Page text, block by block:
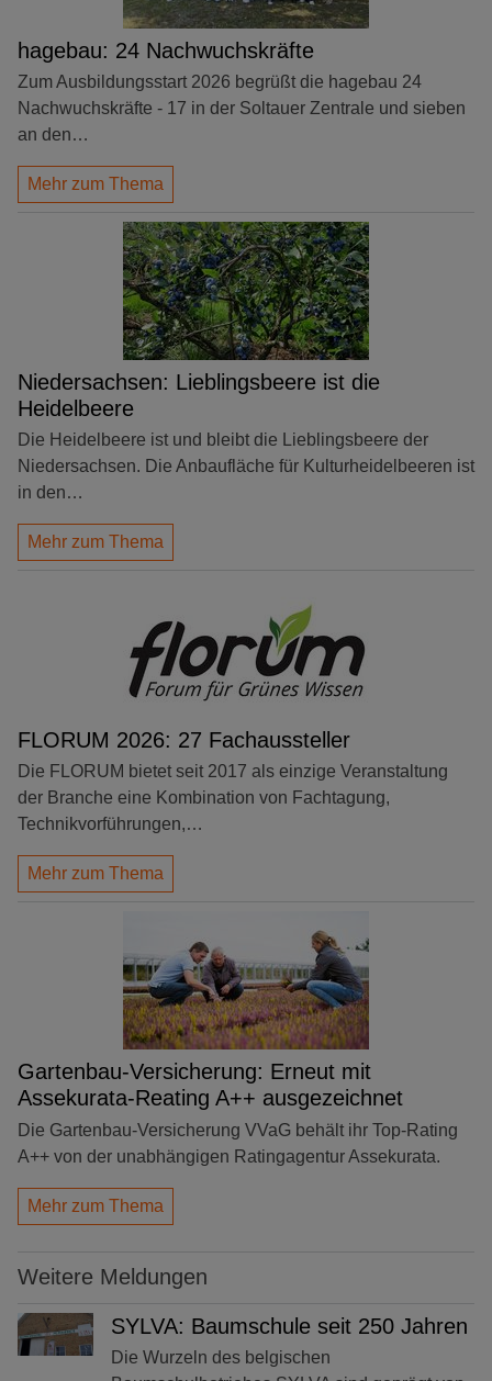
hagebau: 24 Nachwuchskräfte
Zum Ausbildungsstart 2026 begrüßt die hagebau 24
Nachwuchskräfte - 17 in der Soltauer Zentrale und sieben
an den…
Mehr zum Thema
Niedersachsen: Lieblingsbeere ist die
Heidelbeere
Die Heidelbeere ist und bleibt die Lieblingsbeere der
Niedersachsen. Die Anbaufläche für Kulturheidelbeeren ist
in den…
Mehr zum Thema
FLORUM 2026: 27 Fachaussteller
Die FLORUM bietet seit 2017 als einzige Veranstaltung
der Branche eine Kombination von Fachtagung,
Technikvorführungen,…
Mehr zum Thema
Gartenbau-Versicherung: Erneut mit
Assekurata-Reating A++ ausgezeichnet
Die Gartenbau-Versicherung VVaG behält ihr Top-Rating
A++ von der unabhängigen Ratingagentur Assekurata.
Mehr zum Thema
Weitere Meldungen
SYLVA: Baumschule seit 250 Jahren
Die Wurzeln des belgischen